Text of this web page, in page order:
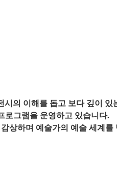
이해를 돕고 보다 깊이 있는
로그램을 운영하고 있습니다.
상하며 예술가의 예술 세계를